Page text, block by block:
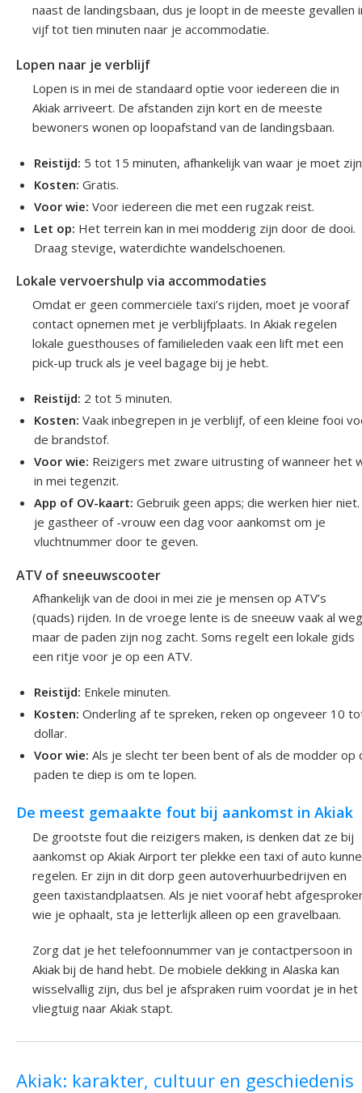
naast de landingsbaan, dus je loopt in de meeste gevallen
vijf tot tien minuten naar je accommodatie.
Lopen naar je verblijf
Lopen is in mei de standaard optie voor iedereen die in
Akiak arriveert. De afstanden zijn kort en de meeste
bewoners wonen op loopafstand van de landingsbaan.
Reistijd: 5 tot 15 minuten, afhankelijk van waar je moet
Kosten: Gratis.
Voor wie: Voor iedereen die met een rugzak reist.
Let op: Het terrein kan in mei modderig zijn door de dooi.
Draag stevige, waterdichte wandelschoenen.
Lokale vervoershulp via accommodaties
Omdat er geen commerciële taxi’s rijden, moet je vooraf
contact opnemen met je verblijfplaats. In Akiak regelen
lokale guesthouses of familieleden vaak een lift met een
pick-up truck als je veel bagage bij je hebt.
Reistijd: 2 tot 5 minuten.
Kosten: Vaak inbegrepen in je verblijf, of een kleine fooi
de brandstof.
Voor wie: Reizigers met zware uitrusting of wanneer het
in mei tegenzit.
App of OV-kaart: Gebruik geen apps; die werken hier
je gastheer of -vrouw een dag voor aankomst om je
vluchtnummer door te geven.
ATV of sneeuwscooter
Afhankelijk van de dooi in mei zie je mensen op ATV’s
(quads) rijden. In de vroege lente is de sneeuw vaak al
maar de paden zijn nog zacht. Soms regelt een lokale gids
een ritje voor je op een ATV.
Reistijd: Enkele minuten.
Kosten: Onderling af te spreken, reken op ongeveer 10
dollar.
Voor wie: Als je slecht ter been bent of als de modder op
paden te diep is om te lopen.
De meest gemaakte fout bij aankomst in Akiak
De grootste fout die reizigers maken, is denken dat ze bij
aankomst op Akiak Airport ter plekke een taxi of auto
regelen. Er zijn in dit dorp geen autoverhuurbedrijven en
geen taxistandplaatsen. Als je niet vooraf hebt
wie je ophaalt, sta je letterlijk alleen op een gravelbaan.
Zorg dat je het telefoonnummer van je contactpersoon in
Akiak bij de hand hebt. De mobiele dekking in Alaska kan
wisselvallig zijn, dus bel je afspraken ruim voordat je in het
vliegtuig naar Akiak stapt.
Akiak: karakter, cultuur en geschiedenis